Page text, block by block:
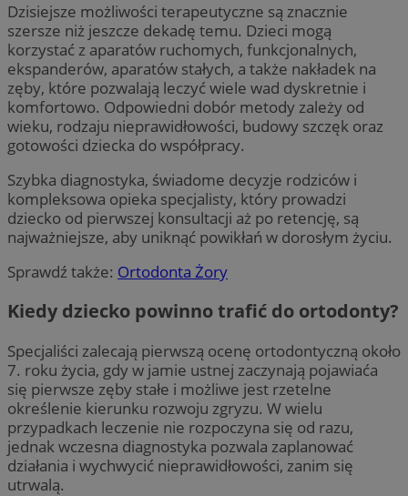
Dzisiejsze możliwości terapeutyczne są znacznie
szersze niż jeszcze dekadę temu. Dzieci mogą
korzystać z aparatów ruchomych, funkcjonalnych,
ekspanderów, aparatów stałych, a także nakładek na
zęby, które pozwalają leczyć wiele wad dyskretnie i
komfortowo. Odpowiedni dobór metody zależy od
wieku, rodzaju nieprawidłowości, budowy szczęk oraz
gotowości dziecka do współpracy.
Szybka diagnostyka, świadome decyzje rodziców i
kompleksowa opieka specjalisty, który prowadzi
dziecko od pierwszej konsultacji aż po retencję, są
najważniejsze, aby uniknąć powikłań w dorosłym życiu.
Sprawdź także: Ortodonta Żory
Kiedy dziecko powinno trafić do ortodonty?
Specjaliści zalecają pierwszą ocenę ortodontyczną około
7. roku życia, gdy w jamie ustnej zaczynają pojawiaća
się pierwsze zęby stałe i możliwe jest rzetelne
określenie kierunku rozwoju zgryzu. W wielu
przypadkach leczenie nie rozpoczyna się od razu,
jednak wczesna diagnostyka pozwala zaplanować
działania i wychwycić nieprawidłowości, zanim się
utrwalą.